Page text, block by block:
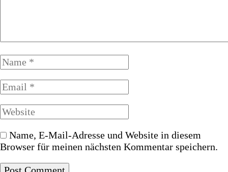
Name, E-Mail-Adresse und Website in diesem
Browser für meinen nächsten Kommentar speichern.